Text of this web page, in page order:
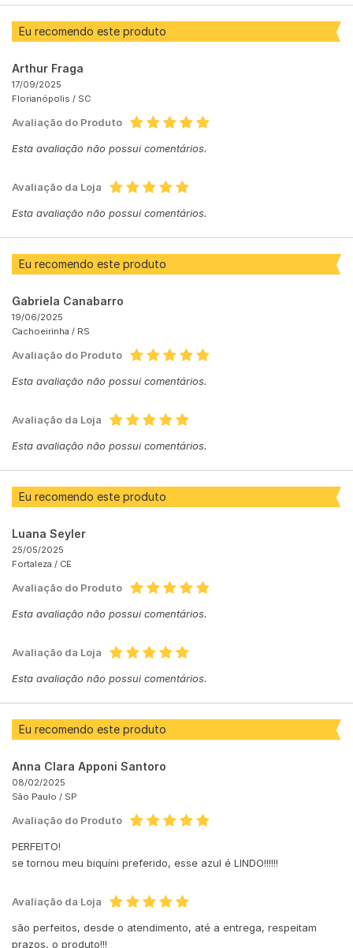
Eu recomendo este produto
Arthur Fraga
17/09/2025
Florianópolis / SC
Avaliação do Produto
Esta avaliação não possui comentários.
Avaliação da Loja
Esta avaliação não possui comentários.
Eu recomendo este produto
Gabriela Canabarro
19/06/2025
Cachoeirinha / RS
Avaliação do Produto
Esta avaliação não possui comentários.
Avaliação da Loja
Esta avaliação não possui comentários.
Eu recomendo este produto
Luana Seyler
25/05/2025
Fortaleza / CE
Avaliação do Produto
Esta avaliação não possui comentários.
Avaliação da Loja
Esta avaliação não possui comentários.
Eu recomendo este produto
Anna Clara Apponi Santoro
08/02/2025
São Paulo / SP
Avaliação do Produto
PERFEITO!
se tornou meu biquíni preferido, esse azul é LINDO!!!!!!
Avaliação da Loja
são perfeitos, desde o atendimento, até a entrega, respeitam
prazos, o produto!!!